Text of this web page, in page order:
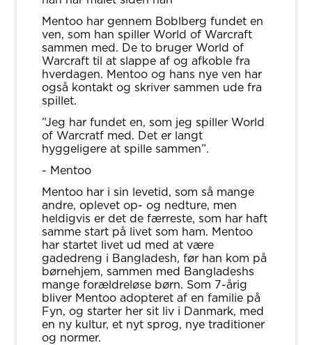
Mentoo har gennem Boblberg fundet en
ven, som han spiller World of Warcraft
sammen med. De to bruger World of
Warcraft til at slappe af og afkoble fra
hverdagen. Mentoo og hans nye ven har
også kontakt og skriver sammen ude fra
spillet.
”Jeg har fundet en, som jeg spiller World
of Warcratf med. Det er langt
hyggeligere at spille sammen”.
- Mentoo
Mentoo har i sin levetid, som så mange
andre, oplevet op- og nedture, men
heldigvis er det de færreste, som har haft
samme start på livet som ham. Mentoo
har startet livet ud med at være
gadedreng i Bangladesh, før han kom på
børnehjem, sammen med Bangladeshs
mange forældreløse børn. Som 7-årig
bliver Mentoo adopteret af en familie på
Fyn, og starter her sit liv i Danmark, med
en ny kultur, et nyt sprog, nye traditioner
og normer.